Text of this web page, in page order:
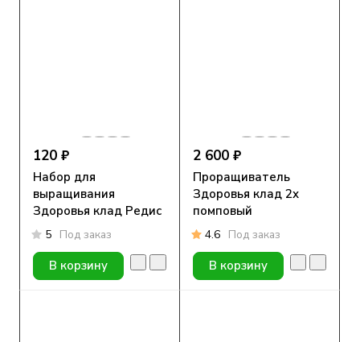
120 ₽
Набор для
выращивания
Здоровья клад Редис
5 Под заказ
В корзину
2 600 ₽
Проращиватель
Здоровья клад 2х
помповый
4.6 Под заказ
В корзину